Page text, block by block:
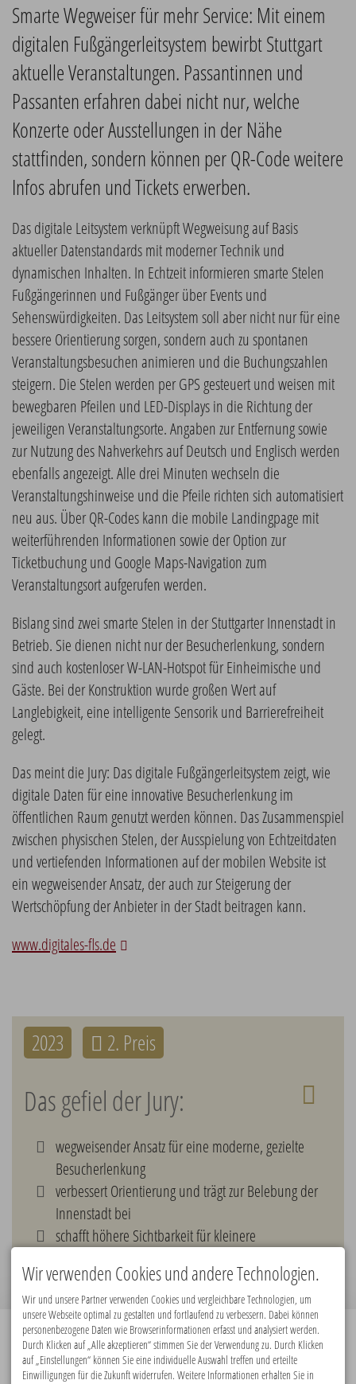
Smarte Wegweiser für mehr Service: Mit einem
digitalen Fußgängerleitsystem bewirbt Stuttgart
aktuelle Veranstaltungen. Passantinnen und
Passanten erfahren dabei nicht nur, welche
Konzerte oder Ausstellungen in der Nähe
stattfinden, sondern können per QR-Code weitere
Infos abrufen und Tickets erwerben.
Das digitale Leitsystem verknüpft Wegweisung auf Basis
aktueller Datenstandards mit moderner Technik und
dynamischen Inhalten. In Echtzeit informieren smarte Stelen
Fußgängerinnen und Fußgänger über Events und
Sehenswürdigkeiten. Das Leitsystem soll aber nicht nur für eine
bessere Orientierung sorgen, sondern auch zu spontanen
Veranstaltungsbesuchen animieren und die Buchungszahlen
steigern. Die Stelen werden per GPS gesteuert und weisen mit
bewegbaren Pfeilen und LED-Displays in die Richtung der
jeweiligen Veranstaltungsorte. Angaben zur Entfernung sowie
zur Nutzung des Nahverkehrs auf Deutsch und Englisch werden
ebenfalls angezeigt. Alle drei Minuten wechseln die
Veranstaltungshinweise und die Pfeile richten sich automatisiert
neu aus. Über QR-Codes kann die mobile Landingpage mit
weiterführenden Informationen sowie der Option zur
Ticketbuchung und Google Maps-Navigation zum
Veranstaltungsort aufgerufen werden.
Bislang sind zwei smarte Stelen in der Stuttgarter Innenstadt in
Betrieb. Sie dienen nicht nur der Besucherlenkung, sondern
sind auch kostenloser W-LAN-Hotspot für Einheimische und
Gäste. Bei der Konstruktion wurde großen Wert auf
Langlebigkeit, eine intelligente Sensorik und Barrierefreiheit
gelegt.
Das meint die Jury: Das digitale Fußgängerleitsystem zeigt, wie
digitale Daten für eine innovative Besucherlenkung im
öffentlichen Raum genutzt werden können. Das Zusammenspiel
zwischen physischen Stelen, der Ausspielung von Echtzeitdaten
und vertiefenden Informationen auf der mobilen Website ist
ein wegweisender Ansatz, der auch zur Steigerung der
Wertschöpfung der Anbieter in der Stadt beitragen kann.
www.digitales-fls.de
2023 2. Preis
Das gefiel der Jury:
wegweisender Ansatz für eine moderne, gezielte
Besucherlenkung
verbessert Orientierung und trägt zur Belebung der
Innenstadt bei
schafft höhere Sichtbarkeit für kleinere
Premiumpartner:
Wir verwenden Cookies und andere Technologien.
Wir und unsere Partner verwenden Cookies und vergleichbare Technologien, um
unsere Webseite optimal zu gestalten und fortlaufend zu verbessern. Dabei können
personenbezogene Daten wie Browserinformationen erfasst und analysiert werden.
Durch Klicken auf „Alle akzeptieren“ stimmen Sie der Verwendung zu. Durch Klicken
auf „Einstellungen“ können Sie eine individuelle Auswahl treffen und erteilte
Einwilligungen für die Zukunft widerrufen. Weitere Informationen erhalten Sie in